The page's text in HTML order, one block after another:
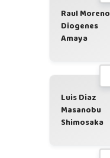
Raul Moreno
Diogenes
Amaya
Luis Diaz
Masanobu
Shimosaka